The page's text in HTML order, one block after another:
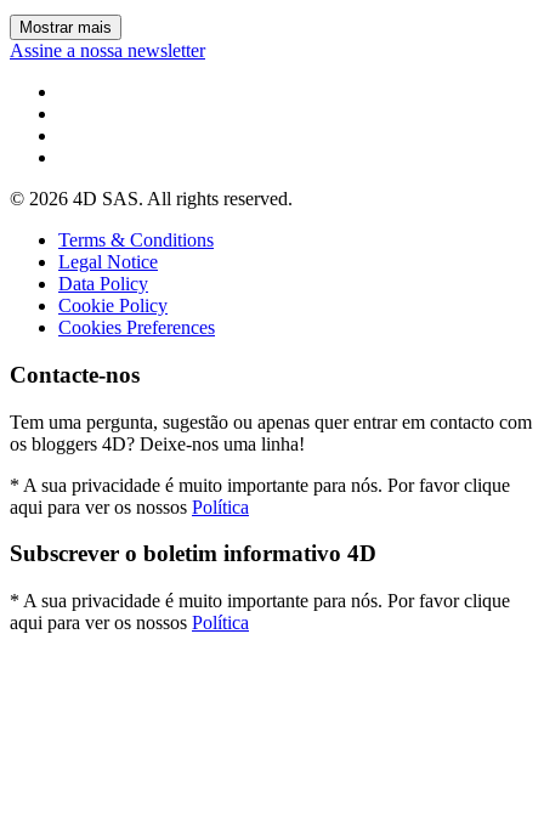
Mostrar mais
Assine a nossa newsletter
© 2026 4D SAS. All rights reserved.
Terms & Conditions
Legal Notice
Data Policy
Cookie Policy
Cookies Preferences
Contacte-nos
Tem uma pergunta, sugestão ou apenas quer entrar em contacto com
os bloggers 4D? Deixe-nos uma linha!
* A sua privacidade é muito importante para nós. Por favor clique
aqui para ver os nossos Política
Subscrever o boletim informativo 4D
* A sua privacidade é muito importante para nós. Por favor clique
aqui para ver os nossos Política